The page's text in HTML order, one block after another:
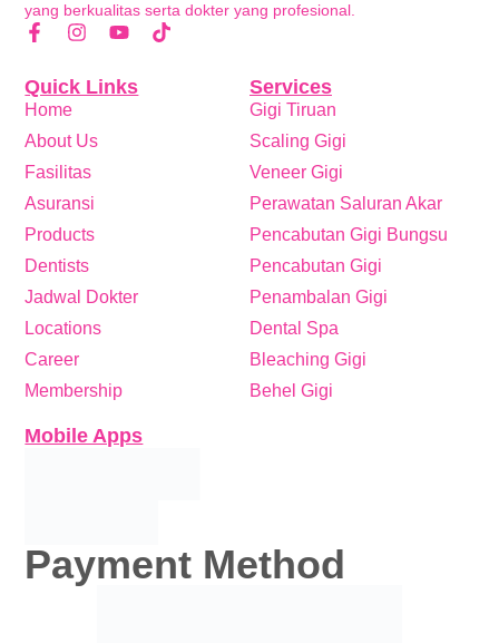
yang berkualitas serta dokter yang profesional.
Services
Gigi Tiruan
Scaling Gigi
Veneer Gigi
Perawatan Saluran Akar
Pencabutan Gigi Bungsu
Pencabutan Gigi
Penambalan Gigi
Dental Spa
Bleaching Gigi
Behel Gigi
Quick Links
Home
About Us
Fasilitas
Asuransi
Products
Dentists
Jadwal Dokter
Locations
Career
Membership
Mobile Apps
Payment Method